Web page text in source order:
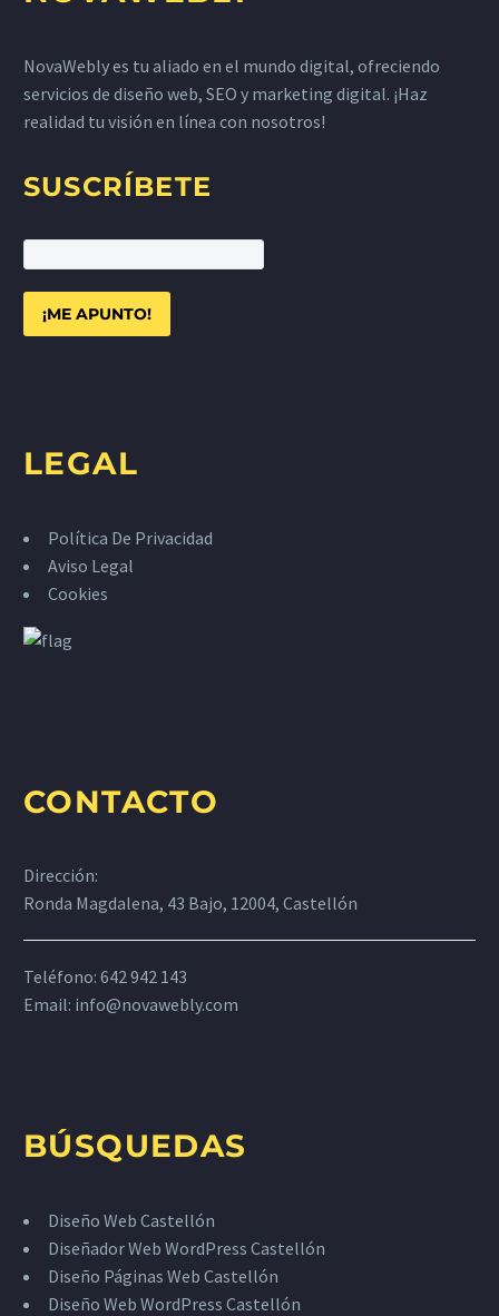
NovaWebly es tu aliado en el mundo digital, ofreciendo
servicios de diseño web, SEO y marketing digital. ¡Haz
realidad tu visión en línea con nosotros!
SUSCRÍBETE
LEGAL
Política De Privacidad
Aviso Legal
Cookies
CONTACTO
Dirección:
Ronda Magdalena, 43 Bajo, 12004, Castellón
Teléfono: 642 942 143
Email: info@novawebly.com
BÚSQUEDAS
Diseño Web Castellón
Diseñador Web WordPress Castellón
Diseño Páginas Web Castellón
Diseño Web WordPress Castellón